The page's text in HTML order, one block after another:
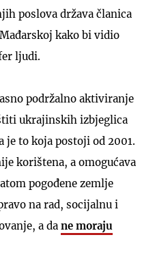
poslova država članica
kako bi vidio
ljudi.
podržalno aktiviranje
ukrajinskih izbjeglica
to koja postoji od 2001.
korištena, a omogućava
pogođene zemlje
na rad, socijalnu i
a da ne moraju